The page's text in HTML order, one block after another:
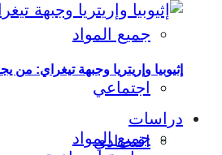
جميع المواد
اجتماعي
اقتصادي
إثيوبيا وإريتريا وجبهة تيغراي:
دراسات
جميع المواد